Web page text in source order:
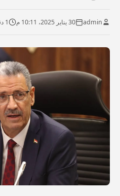
admin 30 يناير 2025، 10:11 م 1 دقائق قراءة